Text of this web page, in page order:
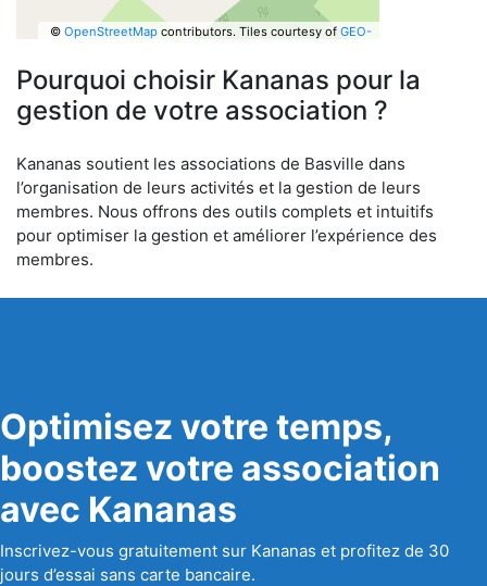
© OpenStreetMapcontributors. Tiles courtesy of GEO-
Pourquoi choisir Kananas pour la
gestion de votre association ?
Kananas soutient les associations de Basville dans
l’organisation de leurs activités et la gestion de leurs
membres. Nous offrons des outils complets et intuitifs
pour optimiser la gestion et améliorer l’expérience des
membres.
Optimisez votre temps,
boostez votre association
avec Kananas
Inscrivez-vous gratuitement sur Kananas et profitez de 30
jours d’essai sans carte bancaire.